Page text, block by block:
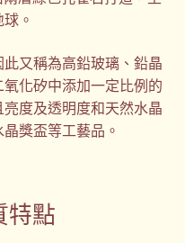
。
又稱為高鉛玻璃、鉛晶
化矽中添加一定比例的
度及透明度和天然水晶
獎盃等工藝品。
特點